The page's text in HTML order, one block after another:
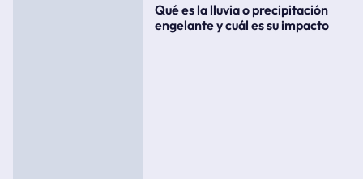
Qué es la lluvia o precipitación
engelante y cuál es su impacto